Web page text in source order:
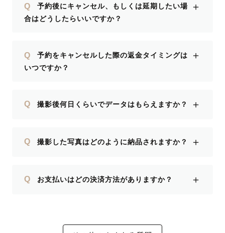
Q
予約後にキャンセル、もしくは延期したい場
合はどうしたらいいですか？
＋
Q
予約をキャンセルした際の返金タイミングは
いつですか？
＋
Q 撮影後何日くらいでデータはもらえますか？ ＋
Q 撮影した写真はどのように納品されますか？ ＋
Q お支払いはどの決済方法がありますか？ ＋